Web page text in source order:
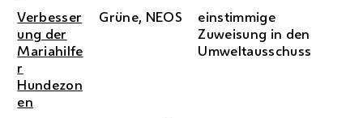
Verbesser
ung der
Mariahilfe
r
Hundezon
en
Grüne, NEOS
einstimmige
Zuweisung in den
Umweltausschuss